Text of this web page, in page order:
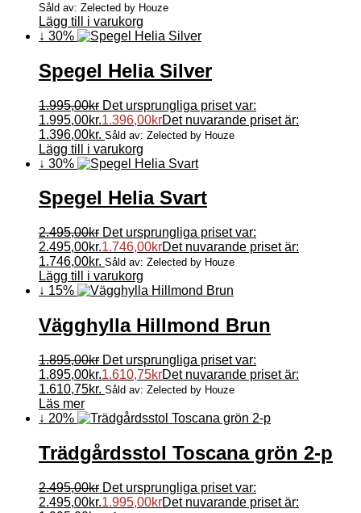
Såld av: Zelected by Houze
Lägg till i varukorg
↓ 30%
Spegel Helia Silver
1.995,00kr Det ursprungliga priset var:
1.995,00kr.1.396,00krDet nuvarande priset är:
1.396,00kr. Såld av: Zelected by Houze
Lägg till i varukorg
↓ 30%
Spegel Helia Svart
2.495,00kr Det ursprungliga priset var:
2.495,00kr.1.746,00krDet nuvarande priset är:
1.746,00kr. Såld av: Zelected by Houze
Lägg till i varukorg
↓ 15%
Vägghylla Hillmond Brun
1.895,00kr Det ursprungliga priset var:
1.895,00kr.1.610,75krDet nuvarande priset är:
1.610,75kr. Såld av: Zelected by Houze
Läs mer
↓ 20%
Trädgårdsstol Toscana grön 2-p
2.495,00kr Det ursprungliga priset var:
2.495,00kr.1.995,00krDet nuvarande priset är: